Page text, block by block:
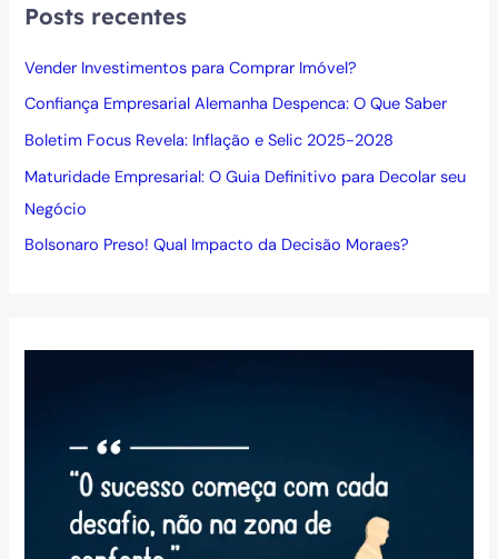
Posts recentes
Vender Investimentos para Comprar Imóvel?
Confiança Empresarial Alemanha Despenca: O Que Saber
Boletim Focus Revela: Inflação e Selic 2025-2028
Maturidade Empresarial: O Guia Definitivo para Decolar seu
Negócio
Bolsonaro Preso! Qual Impacto da Decisão Moraes?